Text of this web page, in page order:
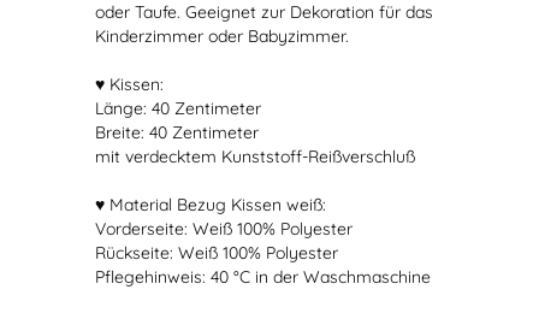
oder Taufe. Geeignet zur Dekoration für das
Kinderzimmer oder Babyzimmer.
♥ Kissen:
Länge: 40 Zentimeter
Breite: 40 Zentimeter
mit verdecktem Kunststoff-Reißverschluß
♥ Material Bezug Kissen weiß:
Vorderseite: Weiß 100% Polyester
Rückseite: Weiß 100% Polyester
Pflegehinweis: 40 °C in der Waschmaschine